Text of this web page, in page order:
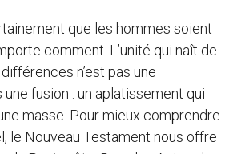
que les hommes soient
comment. L’unité qui naît de
n’est pas une
une fusion : un aplatissement qui
masse. Pour mieux comprendre
le Nouveau Testament nous offre